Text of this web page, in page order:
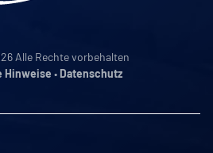
Alle Rechte vorbehalten
Hinweise • Datenschutz